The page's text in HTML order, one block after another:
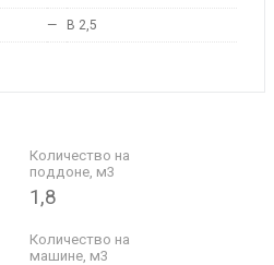
— B 2,5
Количество на
поддоне, м3
1,8
Количество на
машине, м3